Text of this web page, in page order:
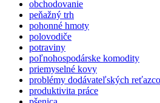
obchodovanie
peňažný trh
pohonné hmoty
polovodiče
potraviny
poľnohospodárske komodity
priemyselné kovy
problémy dodávateľských
produktivita práce